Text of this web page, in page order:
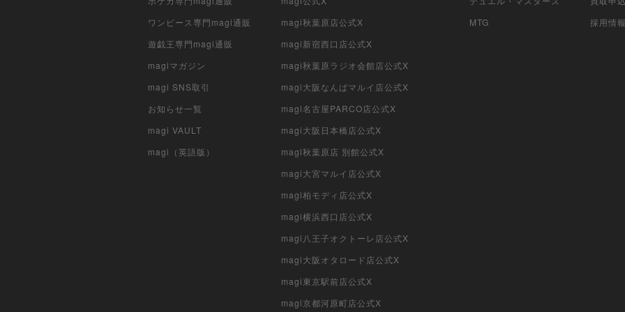
ワンピース専門magi通販
遊戯王専門magi通販
magiマガジン
magi SNS取引
お知らせ一覧
magi VAULT
magi（英語版）
magi秋葉原店公式X
magi新宿西口店公式X
magi秋葉原ラジオ会館店公式X
magi大阪なんばマルイ店公式X
magi名古屋PARCO店公式X
magi大阪日本橋店公式X
magi秋葉原店 別館公式X
magi大宮マルイ店公式X
magi柏モディ店公式X
magi横浜西口店公式X
magi八王子オクトーレ店公式X
magi大阪オタロード店公式X
magi東京駅前店公式X
magi京都河原町店公式X
MTG
採用情報